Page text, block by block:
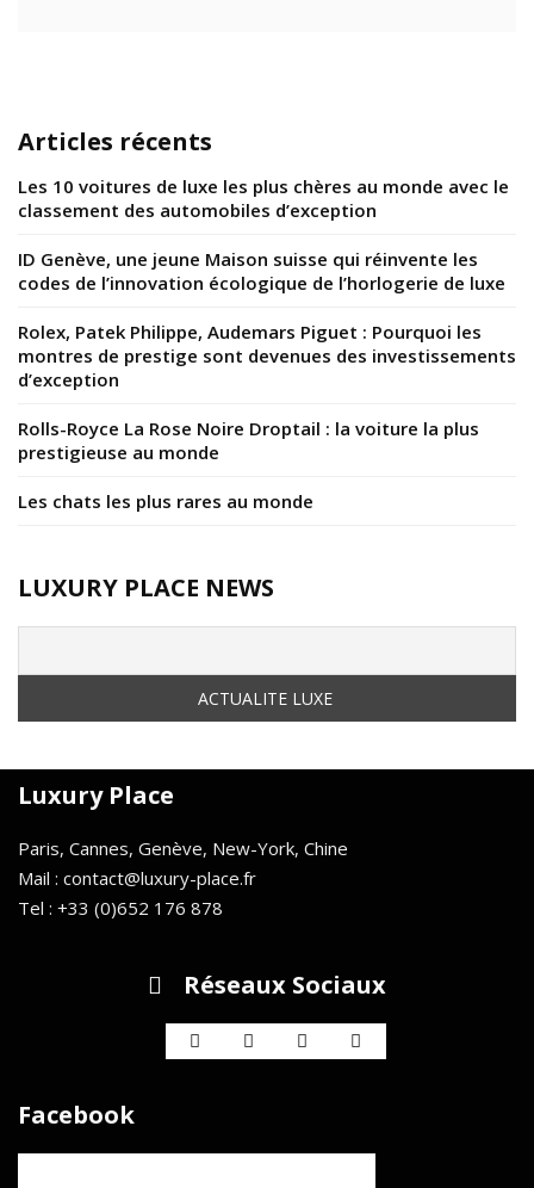
Articles récents
Les 10 voitures de luxe les plus chères au monde avec le
classement des automobiles d’exception
ID Genève, une jeune Maison suisse qui réinvente les
codes de l’innovation écologique de l’horlogerie de luxe
Rolex, Patek Philippe, Audemars Piguet : Pourquoi les
montres de prestige sont devenues des investissements
d’exception
Rolls-Royce La Rose Noire Droptail : la voiture la plus
prestigieuse au monde
Les chats les plus rares au monde
LUXURY PLACE NEWS
Luxury Place
Paris, Cannes, Genève, New-York, Chine
Mail : contact@luxury-place.fr
Tel : +33 (0)652 176 878
Réseaux Sociaux
Facebook